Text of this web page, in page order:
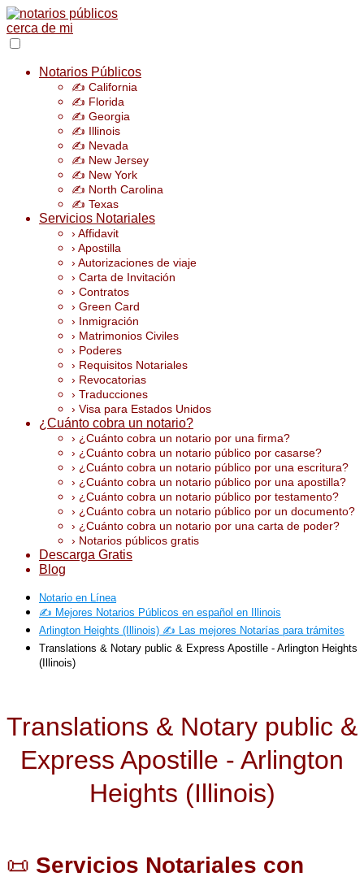
Notarios Públicos
✍️ California
✍️ Florida
✍️ Georgia
✍️ Illinois
✍️ Nevada
✍️ New Jersey
✍️ New York
✍️ North Carolina
✍️ Texas
Servicios Notariales
› Affidavit
› Apostilla
› Autorizaciones de viaje
› Carta de Invitación
› Contratos
› Green Card
› Inmigración
› Matrimonios Civiles
› Poderes
› Requisitos Notariales
› Revocatorias
› Traducciones
› Visa para Estados Unidos
¿Cuánto cobra un notario?
› ¿Cuánto cobra un notario por una firma?
› ¿Cuánto cobra un notario público por casarse?
› ¿Cuánto cobra un notario público por una escritura?
› ¿Cuánto cobra un notario público por una apostilla?
› ¿Cuánto cobra un notario público por testamento?
› ¿Cuánto cobra un notario público por un documento?
› ¿Cuánto cobra un notario por una carta de poder?
› Notarios públicos gratis
Descarga Gratis
Blog
Notario en Línea
✍️ Mejores Notarios Públicos en español en Illinois
Arlington Heights (Illinois) ✍️ Las mejores Notarías para trámites
Translations & Notary public & Express Apostille - Arlington Heights
(Illinois)
Translations & Notary public &
Express Apostille - Arlington
Heights (Illinois)
📜 Servicios Notariales con